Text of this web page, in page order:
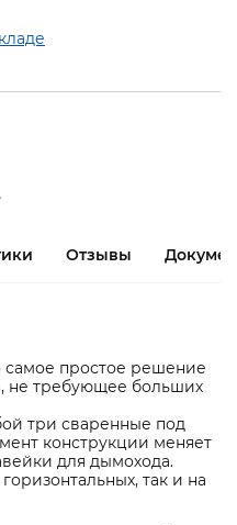
Отзывы
простое решение
не требующее больших
три сваренные под
конструкции меняет
для дымохода.
так и на